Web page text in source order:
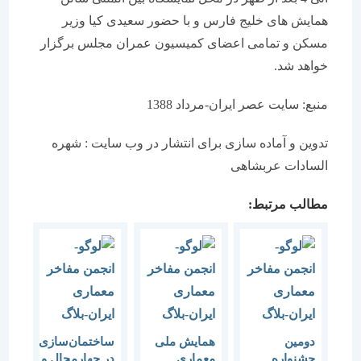
همایش های خلیج فارس و با حضور سعیدی کیا وزیر
مسکن و تمامی اعضای کمیسیون عمران مجلس برگزار
خواهد شد.
منبع: سایت عصر ایران-مرداد 1388
تدوین و آماده سازی برای انتشار در وب سایت : شهره
السادات عربشاهی
مطالب مرتبط:
همایش ملی
ساختمان‌سازی